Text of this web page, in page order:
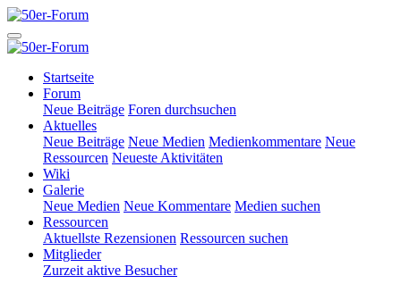
Startseite
Forum
Neue Beiträge Foren durchsuchen
Aktuelles
Neue Beiträge Neue Medien Medienkommentare Neue
Ressourcen Neueste Aktivitäten
Wiki
Galerie
Neue Medien Neue Kommentare Medien suchen
Ressourcen
Aktuellste Rezensionen Ressourcen suchen
Mitglieder
Zurzeit aktive Besucher